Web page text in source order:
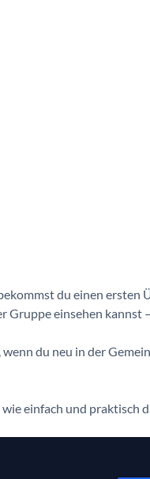
du einen
Gruppe einsehen
du neu in der
einfach und praktisch